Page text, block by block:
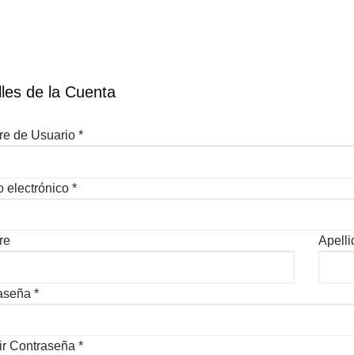
de la Cuenta
de Usuario *
electrónico *
*
Contraseña *